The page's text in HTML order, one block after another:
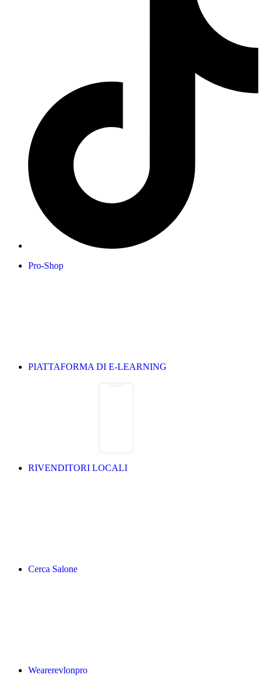
Pro-Shop
PIATTAFORMA DI E-LEARNING
RIVENDITORI LOCALI
Cerca Salone
Wearerevlonpro